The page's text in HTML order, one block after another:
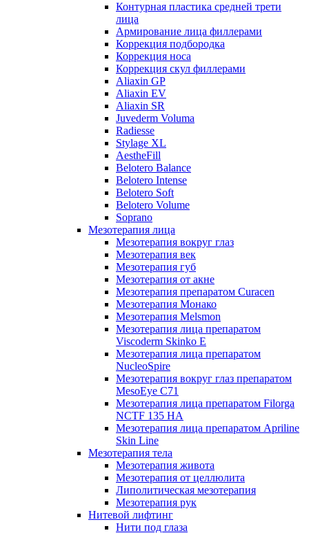
Контурная пластика средней трети
лица
Армирование лица филлерами
Коррекция подбородка
Коррекция носа
Коррекция скул филлерами
Aliaxin GP
Aliaxin EV
Aliaxin SR
Juvederm Voluma
Radiesse
Stylage XL
AestheFill
Belotero Balance
Belotero Intense
Belotero Soft
Belotero Volume
Soprano
Мезотерапия лица
Мезотерапия вокруг глаз
Мезотерапия век
Мезотерапия губ
Мезотерапия от акне
Мезотерапия препаратом Curacen
Мезотерапия Монако
Мезотерапия Melsmon
Мезотерапия лица препаратом
Viscoderm Skinko E
Мезотерапия лица препаратом
NucleoSpire
Мезотерапия вокруг глаз препаратом
MesoEye С71
Мезотерапия лица препаратом Filorga
NCTF 135 HA
Мезотерапия лица препаратом Apriline
Skin Line
Мезотерапия тела
Мезотерапия живота
Мезотерапия от целлюлита
Липолитическая мезотерапия
Мезотерапия рук
Нитевой лифтинг
Нити под глаза